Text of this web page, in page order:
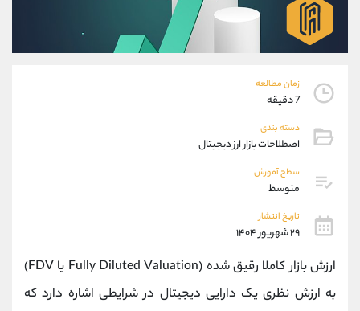
زمان مطالعه
7 دقیقه
دسته بندی
اصطلاحات بازار ارز دیجیتال
سطح آموزش
متوسط
تاریخ انتشار
۲۹ شهریور ۱۴۰۴
ارزش بازار کاملا رقیق ‌شده (Fully Diluted Valuation یا FDV)
به ارزش نظری یک دارایی دیجیتال در شرایطی اشاره دارد که
واتساپ
تلگرام @Armteam_admin_104
پشتیبان فروش
موبایل
اطلاعات تماس (دفتر فروش)
تلفن 021-22021030
021-22021040
بدون پیش شماره